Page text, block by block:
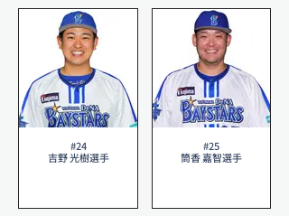
#24
吉野 光樹選手
#25
筒香 嘉智選手